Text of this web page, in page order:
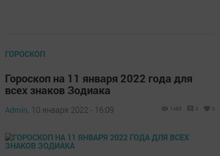
ГОРОСКОП
Гороскоп на 11 января 2022 года для
всех знаков Зодиака
Admin, 10 января 2022 - 16:09 1463 0 0